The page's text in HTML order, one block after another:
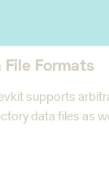
File Formats
supports
data files as